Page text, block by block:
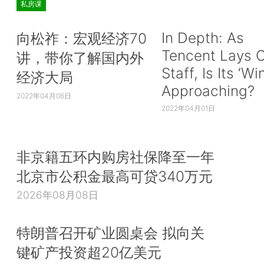
私房课
向松祚：宏观经济70
讲，带你了解国内外
经济大局
2022年04月06日
In Depth: As
Tencent Lays
Staff, Is Its
Approaching?
2022年04月01日
非京籍五环内购房社保降至一年
北京市公积金最高可贷340万元
2026年08月08日
特朗普召开矿业圆桌会 拟向关
键矿产投资超20亿美元